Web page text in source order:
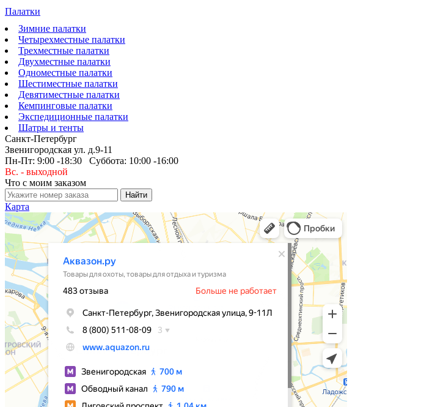
Палатки
Зимние палатки
Четырехместные палатки
Трехместные палатки
Двухместные палатки
Одноместные палатки
Шестиместные палатки
Девятиместные палатки
Кемпинговые палатки
Экспедиционные палатки
Шатры и тенты
Санкт-Петербург
Звенигородская ул. д.9-11
Пн-Пт: 9:00 -18:30 Суббота: 10:00 -16:00
Вс. - выходной
Что с моим заказом
Карта